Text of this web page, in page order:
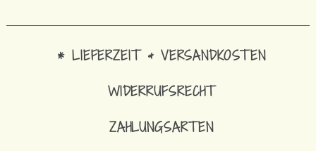
* LIEFERZEIT & VERSANDKOSTEN
WIDERRUFSRECHT
ZAHLUNGSARTEN